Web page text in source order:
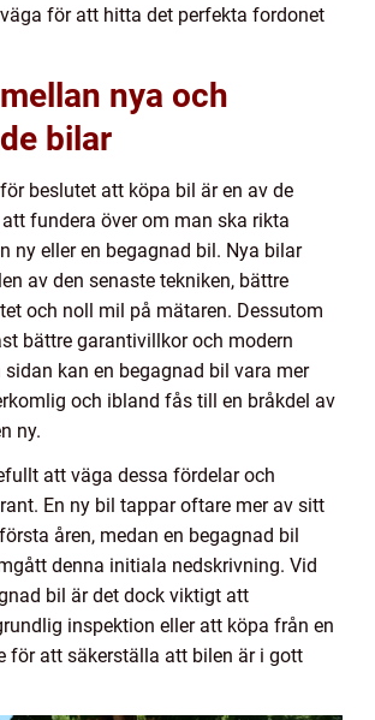
för att hitta det perfekta fordonet
nya och
bilar
beslutet att köpa bil är en av de
fundera över om man ska rikta
ny eller en begagnad bil. Nya bilar
av den senaste tekniken, bättre
och noll mil på mätaren. Dessutom
bättre garantivillkor och modern
sidan kan en begagnad bil vara mer
och ibland fås till en bråkdel av
ny.
att väga dessa fördelar och
En ny bil tappar oftare mer av sitt
åren, medan en begagnad bil
denna initiala nedskrivning. Vid
bil är det dock viktigt att
inspektion eller att köpa från en
för att säkerställa att bilen är i gott